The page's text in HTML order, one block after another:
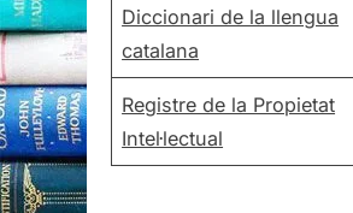
Diccionari de la llengua
catalana
Registre de la Propietat
Intel·lectual